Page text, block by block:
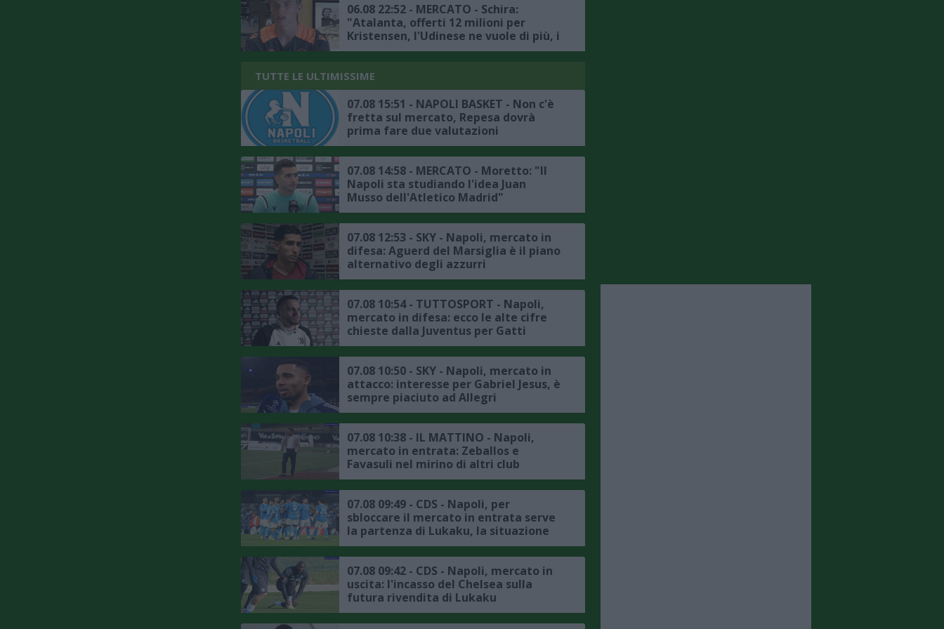
06.08 22:52 - MERCATO - Schira:
"Atalanta, offerti 12 milioni per
Kristensen, l'Udinese ne vuole di più, i
dettagli"
TUTTE LE ULTIMISSIME
07.08 15:51 - NAPOLI BASKET - Non c'è
fretta sul mercato, Repesa dovrà
prima fare due valutazioni
07.08 14:58 - MERCATO - Moretto: "Il
Napoli sta studiando l'idea Juan
Musso dell'Atletico Madrid"
07.08 12:53 - SKY - Napoli, mercato in
difesa: Aguerd del Marsiglia è il piano
alternativo degli azzurri
07.08 10:54 - TUTTOSPORT - Napoli,
mercato in difesa: ecco le alte cifre
chieste dalla Juventus per Gatti
07.08 10:50 - SKY - Napoli, mercato in
attacco: interesse per Gabriel Jesus, è
sempre piaciuto ad Allegri
07.08 10:38 - IL MATTINO - Napoli,
mercato in entrata: Zeballos e
Favasuli nel mirino di altri club
07.08 09:49 - CDS - Napoli, per
sbloccare il mercato in entrata serve
la partenza di Lukaku, la situazione
07.08 09:42 - CDS - Napoli, mercato in
uscita: l'incasso del Chelsea sulla
futura rivendita di Lukaku